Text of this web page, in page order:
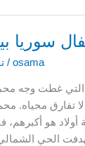
سوريا
/osama
غطت وجه محمد
الحي